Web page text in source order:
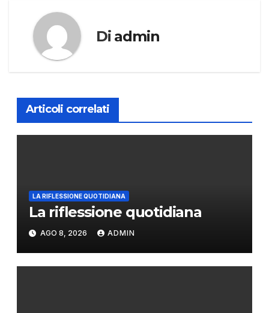
Di admin
Articoli correlati
LA RIFLESSIONE QUOTIDIANA
La riflessione quotidiana
AGO 8, 2026 ADMIN